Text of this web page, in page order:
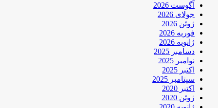
آگوست 2026
جولای 2026
ژوئن 2026
فوریه 2026
ژانویه 2026
دسامبر 2025
نوامبر 2025
اکتبر 2025
سپتامبر 2025
اکتبر 2020
ژوئن 2020